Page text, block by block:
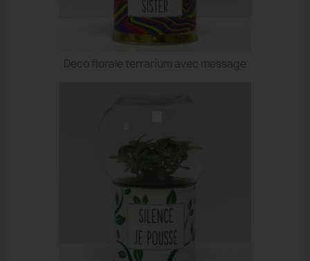
Deco florale terrarium avec message